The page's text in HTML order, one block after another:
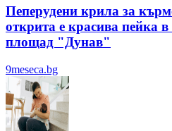
Пеперудени крила за
открита е красива пейка
площад "Дунав"
9meseca.bg